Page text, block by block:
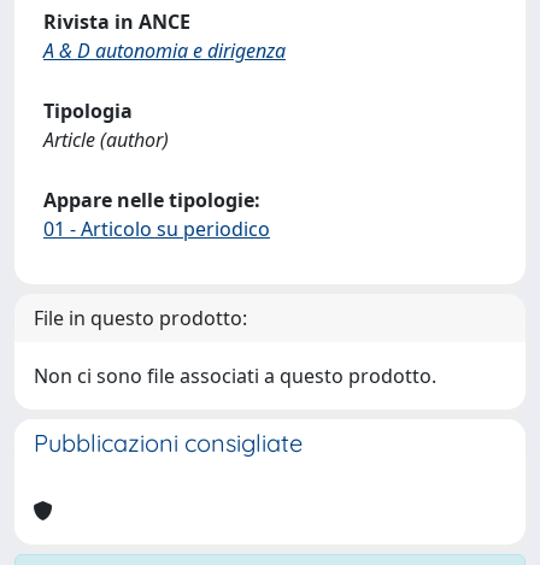
Rivista in ANCE
A & D autonomia e dirigenza
Tipologia
Article (author)
Appare nelle tipologie:
01 - Articolo su periodico
File in questo prodotto:
Non ci sono file associati a questo prodotto.
Pubblicazioni consigliate